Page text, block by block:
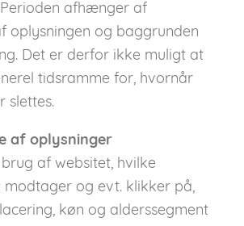
afhænger af
oplysningen og baggrunden
Det er derfor ikke muligt at
tidsramme for, hvornår
slettes.
af oplysninger
af websitet, hvilke
modtager og evt. klikker på,
køn og alderssegment